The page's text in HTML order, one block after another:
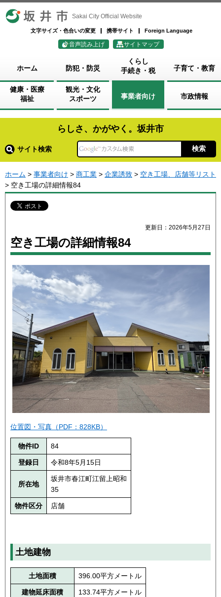
坂井市 Sakai City Official Website
文字サイズ・色合いの変更 携帯サイト Foreign Language
音声読み上げ サイトマップ
ホーム 防犯・防災
くらし
手続き・税
子育て・教育
健康・医療
福祉
観光・文化
スポーツ
事業者向け 市政情報
らしさ、かがやく。坂井市
サイト検索
ホーム > 事業者向け > 商工業 > 企業誘致 > 空き工場、店舗等リスト
> 空き工場の詳細情報84
更新日：2026年5月27日
空き工場の詳細情報84
位置図・写真（PDF：828KB）
物件ID 84
登録日 令和8年5月15日
所在地
坂井市春江町江留上昭和
35
物件区分 店舗
土地建物
土地面積 396.00平方メートル
建物延床面積 133.74平方メートル